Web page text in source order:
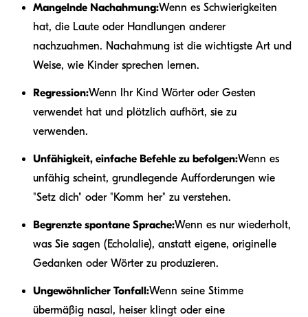
Mangelnde Nachahmung:Wenn es Schwierigkeiten
hat, die Laute oder Handlungen anderer
nachzuahmen. Nachahmung ist die wichtigste Art und
Weise, wie Kinder sprechen lernen.
Regression:Wenn Ihr Kind Wörter oder Gesten
verwendet hat und plötzlich aufhört, sie zu
verwenden.
Unfähigkeit, einfache Befehle zu befolgen:Wenn es
unfähig scheint, grundlegende Aufforderungen wie
"Setz dich" oder "Komm her" zu verstehen.
Begrenzte spontane Sprache:Wenn es nur wiederholt,
was Sie sagen (Echolalie), anstatt eigene, originelle
Gedanken oder Wörter zu produzieren.
Ungewöhnlicher Tonfall:Wenn seine Stimme
übermäßig nasal, heiser klingt oder eine